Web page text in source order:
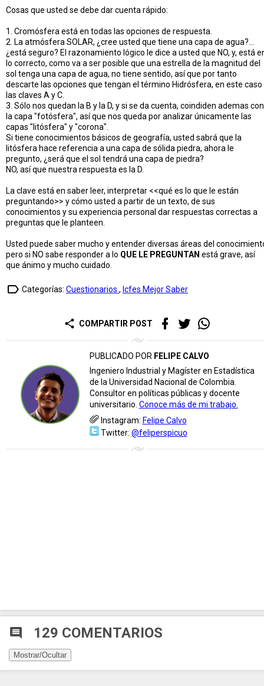
Cosas que usted se debe dar cuenta rápido:
1. Cromósfera está en todas las opciones de respuesta.
2. La atmósfera SOLAR, ¿cree usted que tiene una capa de agua?...
¿está seguro? El razonamiento lógico le dice a usted que NO, y, está
lo correcto, como va a ser posible que una estrella de la magnitud del
sol tenga una capa de agua, no tiene sentido, así que por tanto
descarte las opciones que tengan el término Hidrósfera, en este caso
las claves A y C.
3. Sólo nos quedan la B y la D, y si se da cuenta, coindiden ademas con
la capa "fotósfera", así que nos queda por analizar únicamente las
capas "litósfera" y "corona".
Si tiene conocimientos básicos de geografía, usted sabrá que la
litósfera hace referencia a una capa de sólida piedra, ahora le
pregunto, ¿será que el sol tendrá una capa de piedra?
NO, así que nuestra respuesta es la D.
La clave está en saber leer, interpretar <<qué es lo que le están
preguntando>> y cómo usted a partir de un texto, de sus
conocimientos y su experiencia personal dar respuestas correctas a
preguntas que le planteen.
Usted puede saber mucho y entender diversas áreas del
pero si NO sabe responder a lo QUE LE PREGUNTAN está grave, así
que ánimo y mucho cuidado.
label_outline Categorías: Cuestionarios , Icfes Mejor Saber
share COMPARTIR POST
PUBLICADO POR FELIPE CALVO
Ingeniero Industrial y Magíster en Estadística
de la Universidad Nacional de Colombia.
Consultor en políticas públicas y docente
universitario. Conoce más de mi trabajo.
Instagram: Felipe Calvo
Twitter: @feliperspicuo
comment 129 COMENTARIOS
Mostrar/Ocultar